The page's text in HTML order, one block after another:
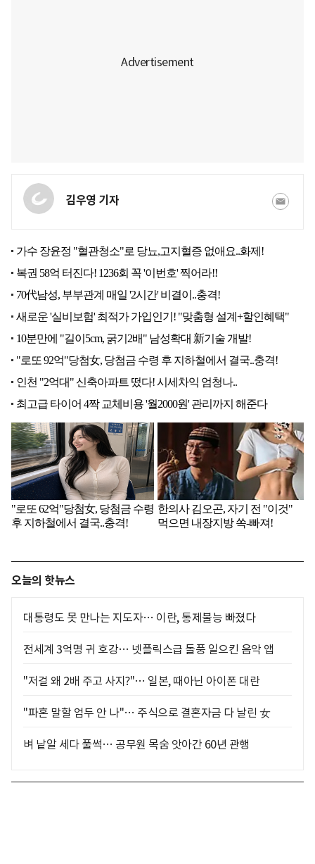
김우영 기자
오늘의 핫뉴스
대통령도 못 만나는 지도자… 이란, 통제불능 빠졌다
전세계 3억명 귀 호강… 넷플릭스급 돌풍 일으킨 음악 앱
"저걸 왜 2배 주고 사지?"… 일본, 때아닌 아이폰 대란
"파혼 말할 엄두 안 나"… 주식으로 결혼자금 다 날린 女
벼 낱알 세다 풀썩… 공무원 목숨 앗아간 60년 관행